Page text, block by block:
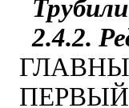
2.4.2.